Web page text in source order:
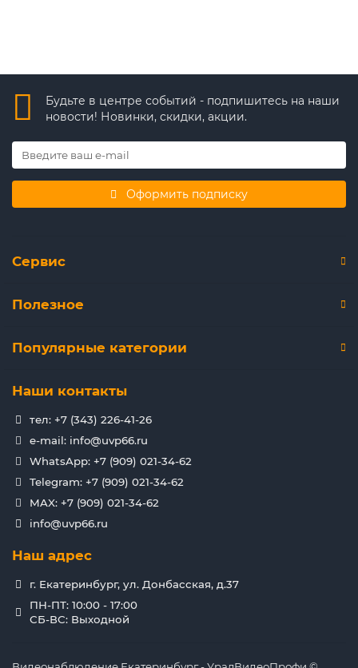
Будьте в центре событий - подпишитесь на наши
новости! Новинки, скидки, акции.
Оформить подписку
Сервис
Полезное
Популярные категории
Наши контакты
тел: +7 (343) 226-41-26
e-mail: info@uvp66.ru
WhatsApp: +7 (909) 021-34-62
Telegram: +7 (909) 021-34-62
MAX: +7 (909) 021-34-62
info@uvp66.ru
Наш адрес
г. Екатеринбург, ул. Донбасская, д.37
ПН-ПТ: 10:00 - 17:00
СБ-ВС: Выходной